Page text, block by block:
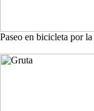
Paseo en bicicleta por la